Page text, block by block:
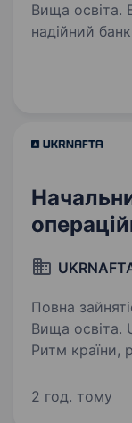
Вища освіта. Банк «КЛІРИНГОВИЙ ДІМ» —
надійний
Повна
Вища освіта. UKRNAFTA. Тут тримають ритм.
Ритм країни,
Сьогодні це
2 год. тому